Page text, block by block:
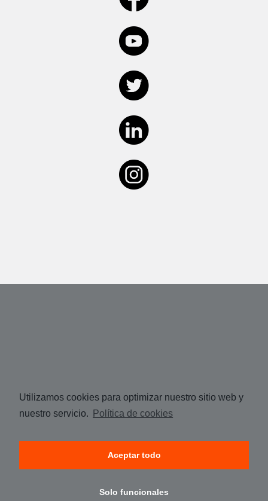
Utilizamos cookies para optimizar nuestro sitio web y
nuestro servicio.
Política de cookies
Aceptar todo
Solo funcionales